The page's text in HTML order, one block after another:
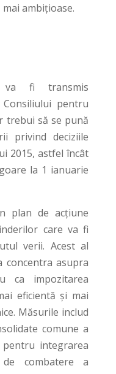
ambițioase.
va fi transmis
pentru
trebui să se pună
privind deciziile
2015, astfel încât
la 1 ianuarie
plan de acțiune
care va fi
verii. Acest al
concentra asupra
ca impozitarea
eficientă și mai
Măsurile includ
comune a
pentru integrarea
de combatere a